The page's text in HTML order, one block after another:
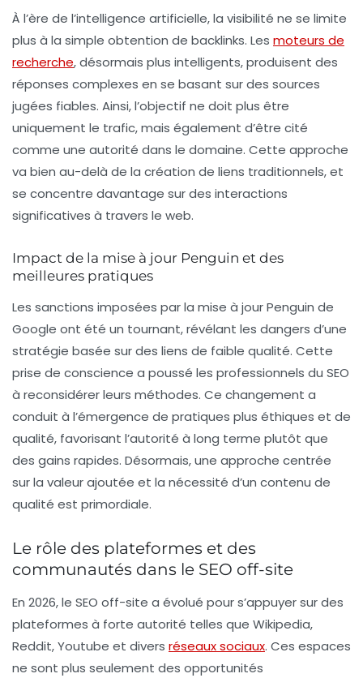
À l’ère de l’intelligence artificielle, la visibilité ne se limite
plus à la simple obtention de backlinks. Les moteurs de
recherche, désormais plus intelligents, produisent des
réponses complexes en se basant sur des sources
jugées fiables. Ainsi, l’objectif ne doit plus être
uniquement le trafic, mais également d’être cité
comme une autorité dans le domaine. Cette approche
va bien au-delà de la création de liens traditionnels, et
se concentre davantage sur des interactions
significatives à travers le web.
Impact de la mise à jour Penguin et des
meilleures pratiques
Les sanctions imposées par la mise à jourPenguin de
Google ont été un tournant, révélant les dangers d’une
stratégie basée sur des liens de faible qualité. Cette
prise de conscience a poussé les professionnels du SEO
à reconsidérer leurs méthodes. Ce changement a
conduit à l’émergence de pratiques plus éthiques et de
qualité, favorisant l’autorité à long terme plutôt que
des gains rapides. Désormais, une approche centrée
sur la valeur ajoutée et la nécessité d’un contenu de
qualité est primordiale.
Le rôle des plateformes et des
communautés dans le SEO off-site
En 2026, le SEO off-site a évolué pour s’appuyer sur des
plateformes à forte autorité telles que Wikipedia,
Reddit,Youtube et divers réseaux sociaux. Ces espaces
ne sont plus seulement des opportunités